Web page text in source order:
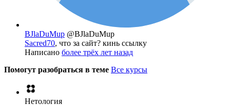
BJlaDuMup @BJlaDuMup
Sacred70, что за сайт? кинь ссылку
Написано более трёх лет назад
Помогут разобраться в теме Все курсы
Нетология